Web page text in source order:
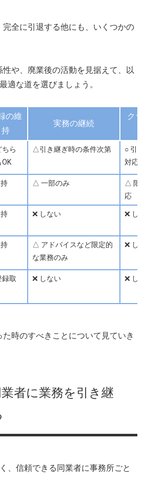
完全に引退する他にも、いくつかの
性や、廃業後の活動を見据えて、以
適な道を選びましょう。
の維
持
実務の継続
ク
ら
OK
△引き継ぎ時の条件次第
○ 引
対応
△ 一部のみ
△ 限
応
❌ しない ❌ し
△ アドバイスなど限定的
な業務のみ
❌ し
録取
❌ しない ❌ し
時のすべきことについて見ていき
者に業務を引き継
、信頼できる同業者に事務所ごと